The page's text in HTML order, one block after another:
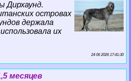
Дирхаунд.
островах
держала
их
24 06 2026 17:41:30
месяцев